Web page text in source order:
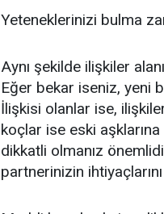
Yeteneklerinizi bulma
Aynı şekilde ilişkiler
Eğer bekar iseniz, yeni
İlişkisi olanlar ise,
koçlar ise eski
dikkatli olmanız
partnerinizin